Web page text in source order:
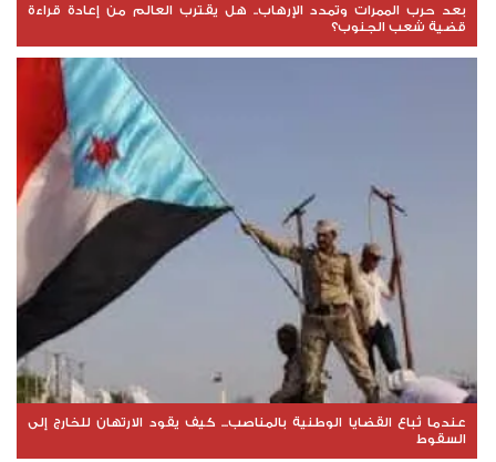
بعد حرب الممرات وتمدد الإرهاب.. هل يقترب العالم من إعادة قراءة
قضية شعب الجنوب؟
عندما تُباع القضايا الوطنية بالمناصب... كيف يقود الارتهان للخارج إلى
السقوط